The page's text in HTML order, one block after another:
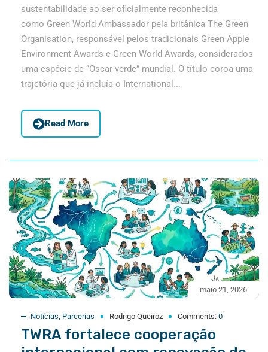
sustentabilidade ao ser oficialmente reconhecida
como Green World Ambassador pela britânica The Green
Organisation, responsável pelos tradicionais Green Apple
Environment Awards e Green World Awards, considerados
uma espécie de “Oscar verde” mundial. O título coroa uma
trajetória que já incluía o International...
Read More
maio 21, 2026
Notícias, Parcerias Rodrigo Queiroz Comments: 0
TWRA fortalece cooperação